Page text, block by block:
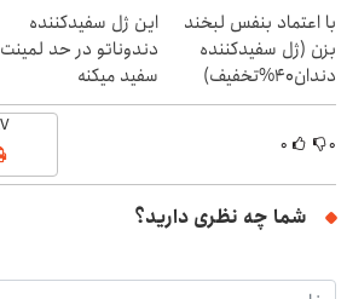
با اعتماد بنفس لبخند
بزن (ژل سفیدکننده
دندان40%تخفیف)
این ژل سفیدکننده
دندوناتو در حد لمینت
سفید میکنه
(40%تخفیف)
۰ ۰
شما چه نظری دارید؟